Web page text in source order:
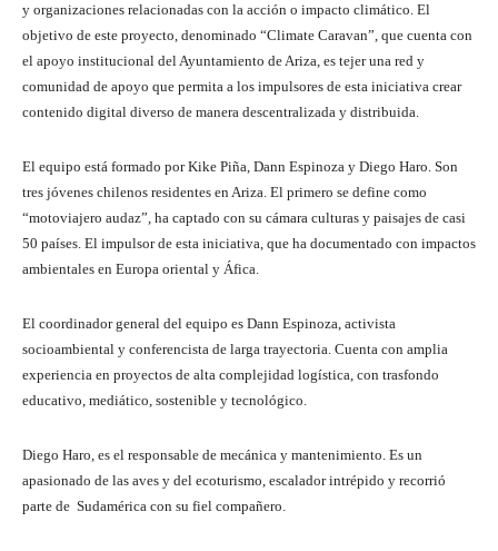
y organizaciones relacionadas con la acción o impacto climático. El
objetivo de este proyecto, denominado “Climate Caravan”, que cuenta con
el apoyo institucional del Ayuntamiento de Ariza, es tejer una red y
comunidad de apoyo que permita a los impulsores de esta iniciativa crear
contenido digital diverso de manera descentralizada y distribuida.
El equipo está formado por Kike Piña, Dann Espinoza y Diego Haro. Son
tres jóvenes chilenos residentes en Ariza. El primero se define como
“motoviajero audaz”, ha captado con su cámara culturas y paisajes de casi
50 países. El impulsor de esta iniciativa, que ha documentado con impactos
ambientales en Europa oriental y Áfica.
El coordinador general del equipo es Dann Espinoza, activista
socioambiental y conferencista de larga trayectoria. Cuenta con amplia
experiencia en proyectos de alta complejidad logística, con trasfondo
educativo, mediático, sostenible y tecnológico.
Diego Haro, es el responsable de mecánica y mantenimiento. Es un
apasionado de las aves y del ecoturismo, escalador intrépido y recorrió
parte de Sudamérica con su fiel compañero.